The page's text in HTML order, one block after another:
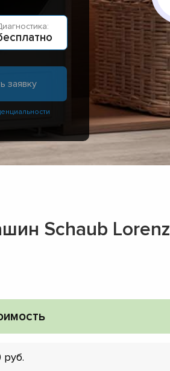
Schaub Lorenz